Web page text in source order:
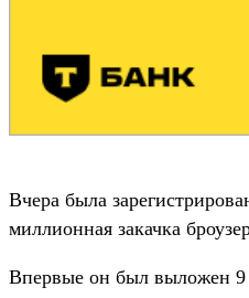
Вчера была
миллионная закачка
Впервые он был выложен 9